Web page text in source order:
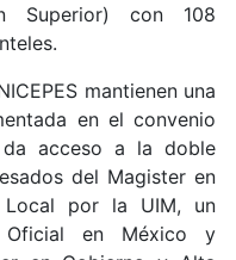
Superior) con 108
mantienen una
en el convenio
acceso a la doble
del Magister en
Local por la UIM, un
en México y